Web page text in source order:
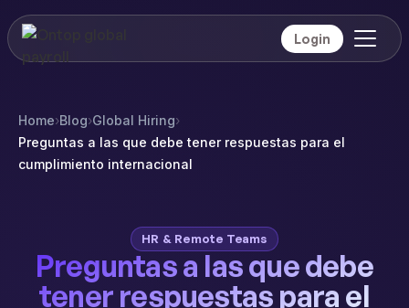
Login
Home›Blog›Global Hiring›
Preguntas a las que debe tener respuestas para el
cumplimiento internacional
HR & Remote Teams
Preguntas a las que debe
tener respuestas para el